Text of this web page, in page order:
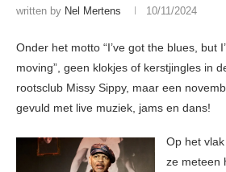
written by Nel Mertens 10/11/2024
Onder het motto “I’ve got the blues, but
moving”, geen klokjes of kerstjingles in
rootsclub Missy Sippy, maar een
gevuld met live muziek, jams en dans!
Op het
ze meteen